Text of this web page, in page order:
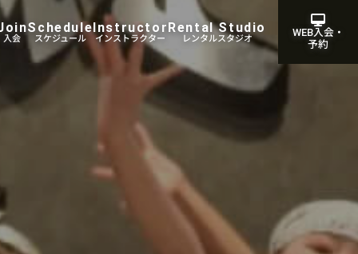
入会 スケジュール
Schedule
インストラクター
Instructor
レンタルスタジオ
Rental Studio
WEB入会・
予約